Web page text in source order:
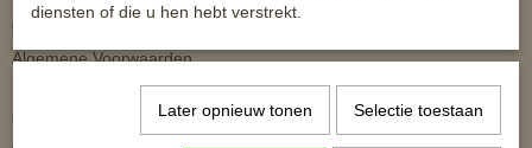
Algemene Voorwaarden
diensten of die u hen hebt verstrekt.
Later opnieuw tonen Selectie toestaan